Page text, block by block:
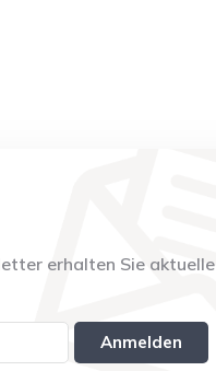
erhalten Sie aktuelle